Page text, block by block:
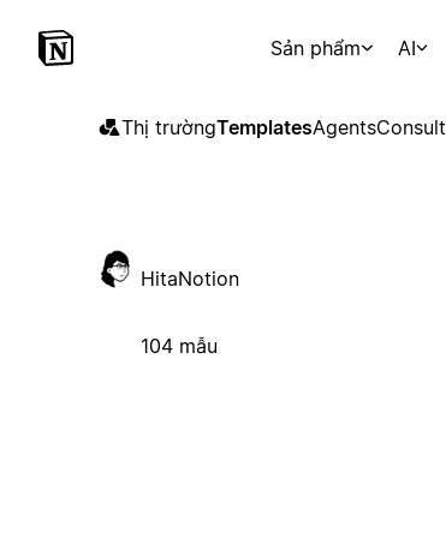
Sản phẩm AI
Thị trườngTemplatesAgents
HitaNotion
104 mẫu